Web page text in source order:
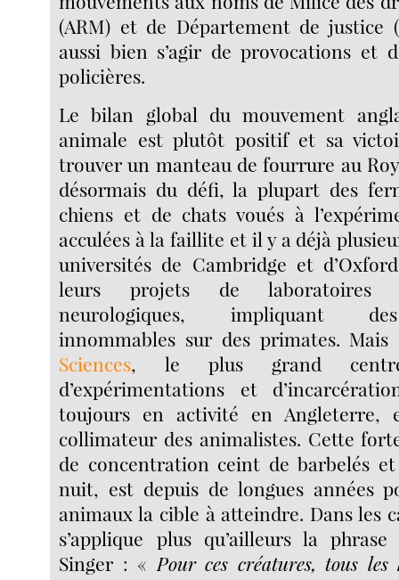
(ARM) et de Département de justice
aussi bien s’agir de provocations et
policières.
Le bilan global du mouvement
animale est plutôt positif et sa
trouver un manteau de fourrure au
désormais du défi, la plupart des
chiens et de chats voués à
acculées à la faillite et il y a déjà
universités de Cambridge et
leurs projets de laboratoires
neurologiques, impliquant
innommables sur des primates. Mais
Sciences, le plus grand
d’expérimentations et
toujours en activité en Angleterre,
collimateur des animalistes. Cette
de concentration ceint de barbelés
nuit, est depuis de longues années
animaux la cible à atteindre. Dans les
s’applique plus qu’ailleurs la phrase
Singer : « Pour ces créatures, tous les